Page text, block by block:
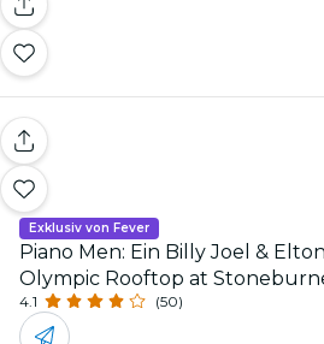
Exklusiv von Fever
Piano Men: Ein Billy Joel &
Olympic Rooftop at
4.1 (50)